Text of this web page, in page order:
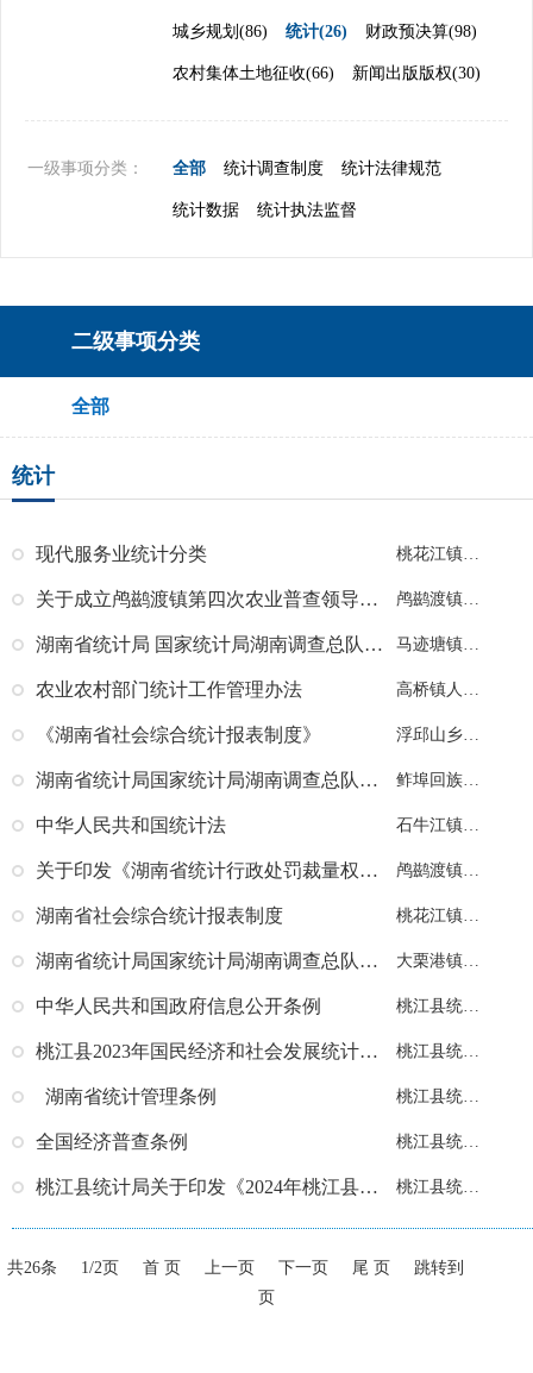
城乡规划(86) 统计(26) 财政预决算(98)
农村集体土地征收(66) 新闻出版版权(30)
一级事项分类： 全部 统计调查制度 统计法律规范
统计数据 统计执法监督
二级事项分类
全部
统计